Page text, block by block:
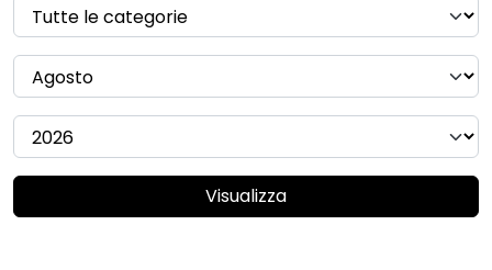
Visualizza